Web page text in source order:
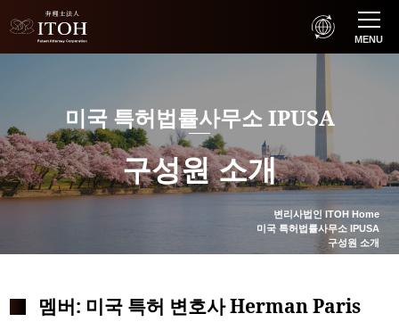
MENU
구성원 소개
미국 특허법률사무소 IPUSA
변리사법인 ITOH Home
미국 특허법률사무소 IPUSA
구성원 소개
멤버: 미국 특허 변호사 Herman Paris